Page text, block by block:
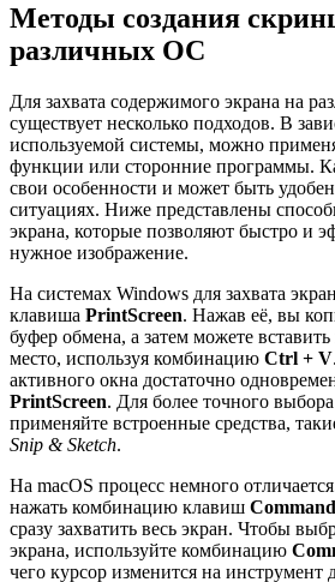
Методы создания
различных ОС
Для захвата содержимого экрана на
существует несколько подходов. В
используемой системы, можно
функции или сторонние программы.
свои особенности и может быть
ситуациях. Ниже представлены
экрана, которые позволяют быстро и
нужное изображение.
На системах Windows для захвата
клавиша PrintScreen. Нажав её, вы
буфер обмена, а затем можете
место, используя комбинацию Ctrl + V
активного окна достаточно
PrintScreen. Для более точного
применяйте встроенные средства,
Snip & Sketch.
На macOS процесс немного
нажать комбинацию клавиш
сразу захватить весь экран. Чтобы
экрана, используйте комбинацию
чего курсор изменится на